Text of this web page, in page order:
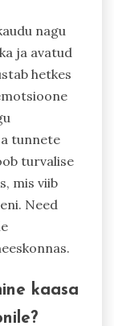
nagu
ja avatud
hetkes
tunnete
turvalise
mis viib
Need
kaasa